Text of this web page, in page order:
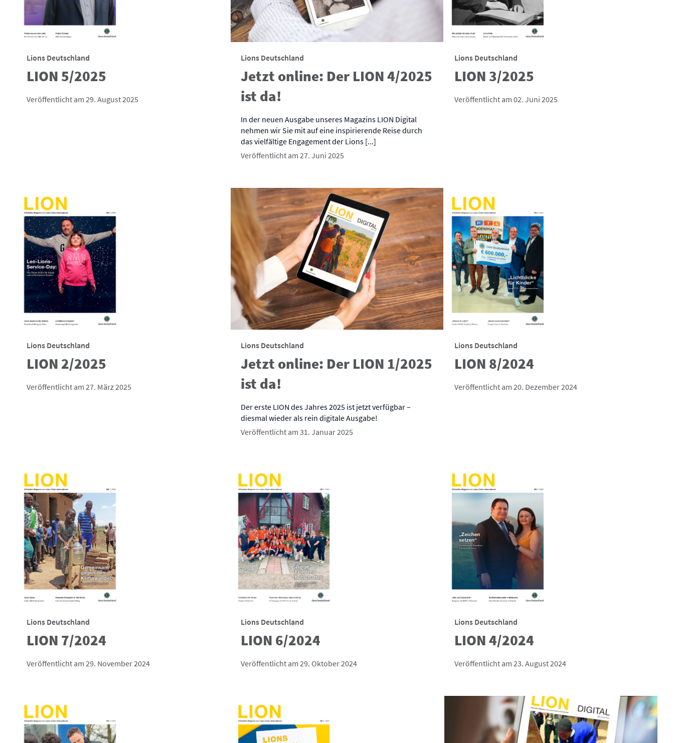
Lions Deutschland
LION 5/2025
Veröffentlicht am 29. August 2025
Lions Deutschland
Jetzt online: Der LION 4/2025
ist da!
In der neuen Ausgabe unseres Magazins LION Digital
nehmen wir Sie mit auf eine inspirierende Reise durch
das vielfältige Engagement der Lions [...]
Veröffentlicht am 27. Juni 2025
Lions Deutschland
LION 3/2025
Veröffentlicht am 02. Juni 2025
Lions Deutschland
LION 2/2025
Veröffentlicht am 27. März 2025
Lions Deutschland
Jetzt online: Der LION 1/2025
ist da!
Der erste LION des Jahres 2025 ist jetzt verfügbar –
diesmal wieder als rein digitale Ausgabe!
Veröffentlicht am 31. Januar 2025
Lions Deutschland
LION 8/2024
Veröffentlicht am 20. Dezember 2024
Lions Deutschland
LION 7/2024
Veröffentlicht am 29. November 2024
Lions Deutschland
LION 6/2024
Veröffentlicht am 29. Oktober 2024
Lions Deutschland
LION 4/2024
Veröffentlicht am 23. August 2024